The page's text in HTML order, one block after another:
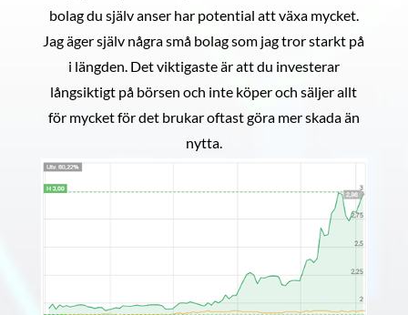
bolag du själv anser har potential att växa mycket.
Jag äger själv några små bolag som jag tror starkt på
i längden. Det viktigaste är att du investerar
långsiktigt på börsen och inte köper och säljer allt
för mycket för det brukar oftast göra mer skada än
nytta.